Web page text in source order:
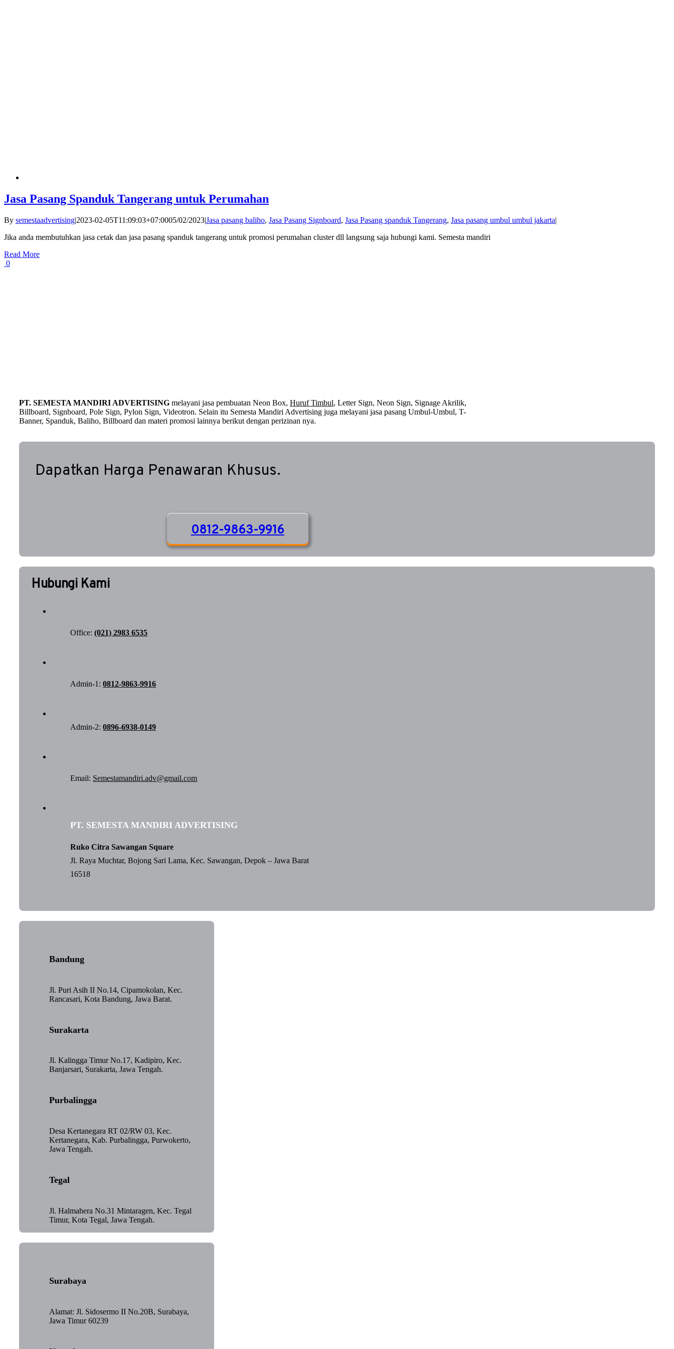
Jasa Pasang Spanduk Tangerang untuk Perumahan
By semestaadvertising|2023-02-05T11:09:03+07:0005/02/2023|Jasa pasang baliho, Jasa Pasang Signboard, Jasa Pasang spanduk Tangerang, Jasa pasang umbul umbul jakarta|
Jika anda membutuhkan jasa cetak dan jasa pasang spanduk tangerang untuk promosi perumahan cluster dll langsung saja hubungi kami. Semesta mandiri
Read More
0
PT. SEMESTA MANDIRI ADVERTISINGmelayani jasa pembuatan Neon Box, Huruf Timbul, Letter Sign, Neon Sign, Signage Akrilik,
Billboard, Signboard, Pole Sign, Pylon Sign, Videotron. Selain itu Semesta Mandiri Advertising juga melayani jasa pasang Umbul-Umbul, T-
Banner, Spanduk, Baliho, Billboard dan materi promosi lainnya berikut dengan perizinan nya.
Dapatkan Harga Penawaran Khusus.
0812-9863-9916
Hubungi Kami
Office:(021) 2983 6535
Admin-1:0812-9863-9916
Admin-2:0896-6938-0149
Email: Semestamandiri.adv@gmail.com
PT. SEMESTA MANDIRI ADVERTISING
Ruko Citra Sawangan Square
Jl. Raya Muchtar, Bojong Sari Lama, Kec. Sawangan, Depok – Jawa Barat
16518
Bandung
Jl. Puri Asih II No.14, Cipamokolan, Kec.
Rancasari, Kota Bandung, Jawa Barat.
Surakarta
Jl. Kalingga Timur No.17, Kadipiro, Kec.
Banjarsari, Surakarta, Jawa Tengah.
Purbalingga
Desa Kertanegara RT 02/RW 03, Kec.
Kertanegara, Kab. Purbalingga, Purwokerto,
Jawa Tengah.
Tegal
Jl. Halmahera No.31 Mintaragen, Kec. Tegal
Timur, Kota Tegal, Jawa Tengah.
Surabaya
Alamat: Jl. Sidosermo II No.20B, Surabaya,
Jawa Timur 60239